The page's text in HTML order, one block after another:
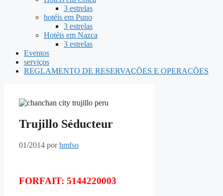
3 estrelas
hotéis em Puno
3 estrelas
Hotéis em Nazca
3 estrelas
Eventos
serviços
REGLAMENTO DE RESERVAÇÕES E OPERAÇÕES
Trujillo Séducteur
01/2014 porhmfso
FORFAIT: 5144220003